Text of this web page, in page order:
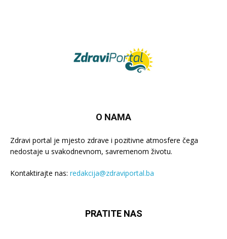
O NAMA
Zdravi portal je mjesto zdrave i pozitivne atmosfere čega
nedostaje u svakodnevnom, savremenom životu.
Kontaktirajte nas: redakcija@zdraviportal.ba
PRATITE NAS